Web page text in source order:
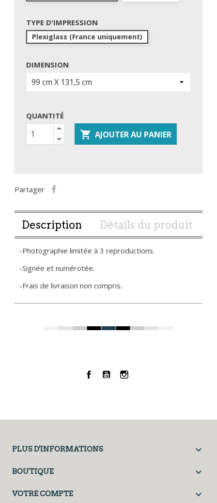
TYPE D'IMPRESSION
Plexiglass (France uniquement)
DIMENSION
QUANTITÉ
 AJOUTER AU PANIER
Partager
Description Détails du produit
-Photographie limitée à 3 reproductions.
-Signée et numérotée.
-Frais de livraison non compris.
Facebook
YouTubeInstagram
PLUS D'INFORMATIONS 
BOUTIQUE 
VOTRE COMPTE 